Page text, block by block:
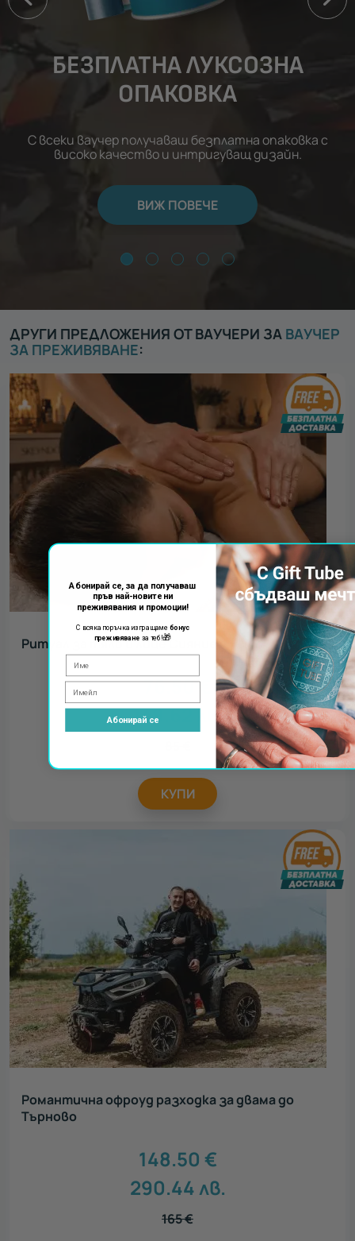
БЕЗПЛАТНА ЛУКСОЗНА
ОПАКОВКА
С всеки ваучер получаваш безплатна опаковка с
високо качество и интригуващ дизайн.
ВИЖ ПОВЕЧЕ
ДРУГИ ПРЕДЛОЖЕНИЯ ОТ ВАУЧЕРИ ЗА ВАУЧЕР
ЗА ПРЕЖИВЯВАНЕ:
Ритуал за тяло и лице Сияние
76.50€
149.62лв.
КУПИ
Романтична офроуд разходка за двама до
Търново
148.50 €
290.44лв.
165€
Абонирай се, за да получаваш
пръв най-новите ни
преживявания и промоции!
С всяка поръчка изпращаме бонус
преживяванеза теб!🎁
Абонирай се